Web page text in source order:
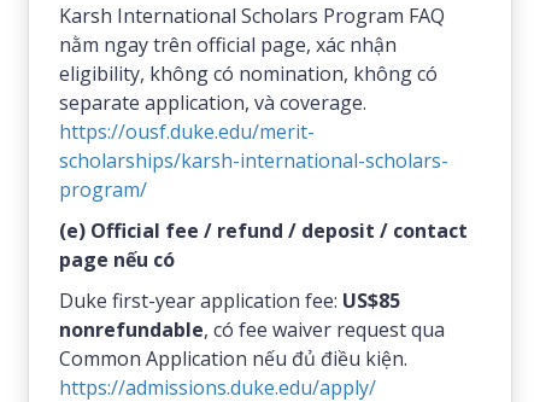
Karsh International Scholars Program FAQ
nằm ngay trên official page, xác nhận
eligibility, không có nomination, không có
separate application, và coverage.
https://ousf.duke.edu/merit-
scholarships/karsh-international-scholars-
program/
(e) Official fee / refund / deposit / contact
page nếu có
Duke first-year application fee: US$85
nonrefundable, có fee waiver request qua
Common Application nếu đủ điều kiện.
https://admissions.duke.edu/apply/